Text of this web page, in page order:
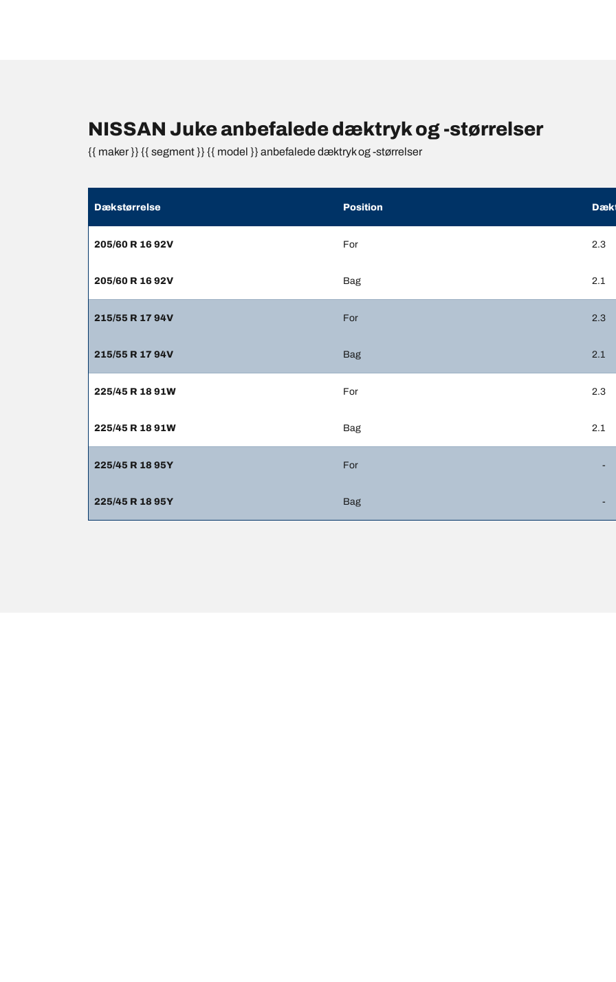
NISSAN Juke anbefalede dæktryk og -størrelser
{{ maker }} {{ segment }} {{ model }} anbefalede dæktryk og -størrelser
Dækstørrelse Position
205/60 R 16 92V For 2.3
205/60 R 16 92V Bag 2.1
215/55 R 17 94V For 2.3
215/55 R 17 94V Bag 2.1
225/45 R 18 91W For 2.3
225/45 R 18 91W Bag 2.1
225/45 R 18 95Y For -
225/45 R 18 95Y Bag -